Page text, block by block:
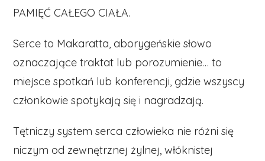
PAMIĘĆ CAŁEGO CIAŁA.
Serce to Makaratta, aborygeńskie słowo
oznaczające traktat lub porozumienie… to
miejsce spotkań lub konferencji, gdzie wszyscy
członkowie spotykają się i nagradzają.
Tętniczy system serca człowieka nie różni się
niczym od zewnętrznej żylnej, włóknistej